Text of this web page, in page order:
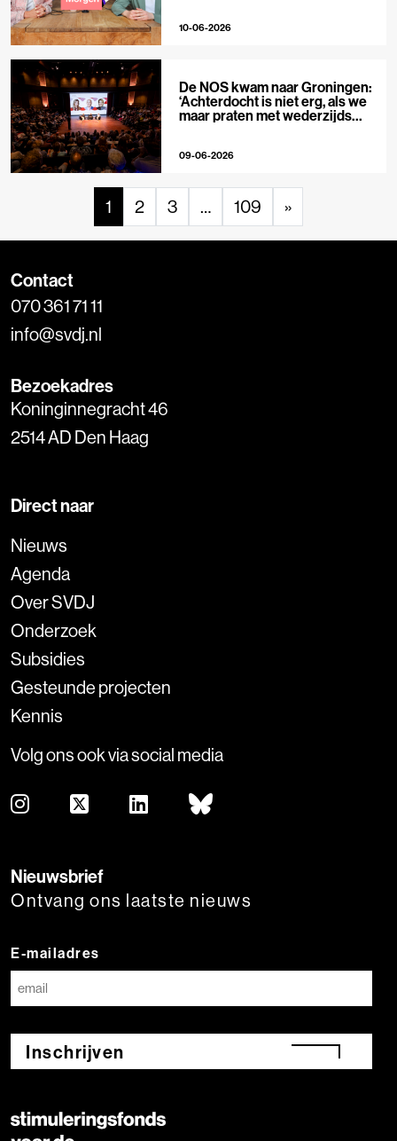
10-06-2026
De NOS kwam naar Groningen:
‘Achterdocht is niet erg, als we
maar praten met wederzijds
09-06-2026
1 2 3 … 109 »
Contact
070 361 71 11
info@svdj.nl
Bezoekadres
Koninginnegracht 46
2514 AD Den Haag
Direct naar
Nieuws
Agenda
Over SVDJ
Onderzoek
Subsidies
Gesteunde projecten
Kennis
Volg ons ook via social media
Nieuwsbrief
Ontvang ons laatste nieuws
E-mailadres
Inschrijven